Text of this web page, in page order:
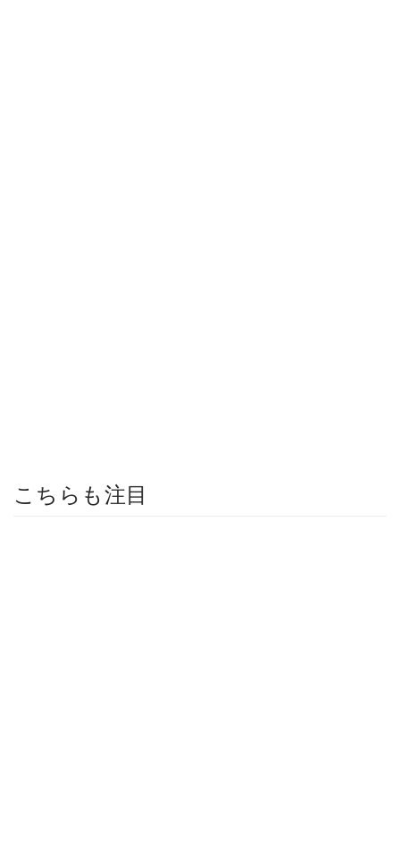
こちらも注目